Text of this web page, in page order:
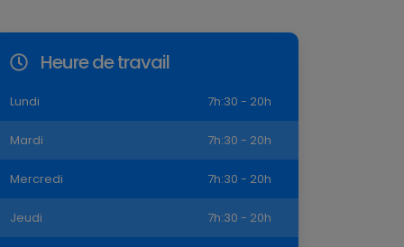
Heure de travail
Lundi 7h:30 - 20h
Mardi 7h:30 - 20h
Mercredi 7h:30 - 20h
Jeudi 7h:30 - 20h